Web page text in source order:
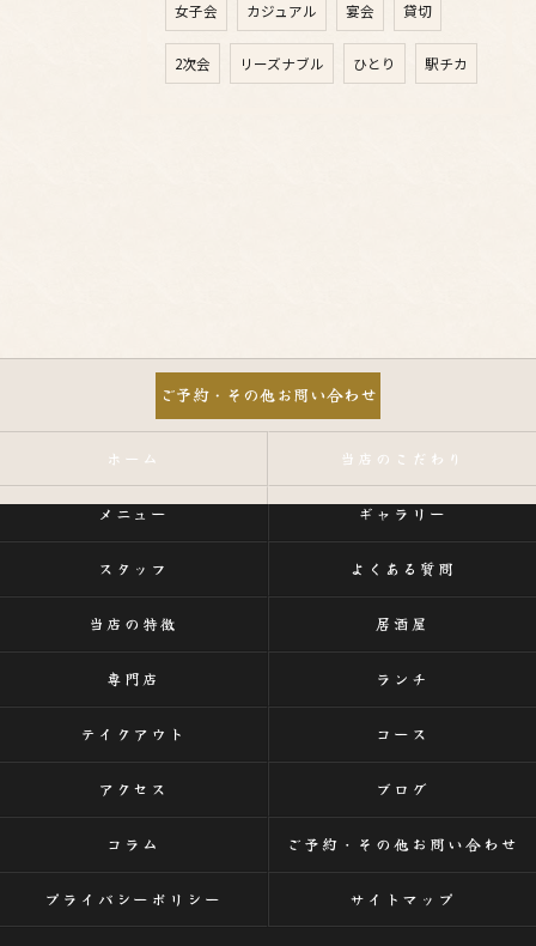
女子会 カジュアル 宴会 貸切
2次会 リーズナブル ひとり 駅チカ
ご予約・その他お問い合わせ
ホーム 当店のこだわり
メニュー ギャラリー
スタッフ よくある質問
当店の特徴 居酒屋
専門店 ランチ
テイクアウト コース
アクセス ブログ
コラム ご予約・その他お問い合わせ
プライバシーポリシー サイトマップ